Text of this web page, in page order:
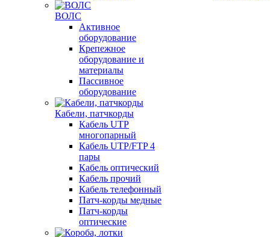
ВОЛС
Активное
оборудование
Крепежное
оборудование и
материалы
Пассивное
оборудование
Кабели, патчкорды
Кабель UTP
многопарный
Кабель UTP/FTP 4
пары
Кабель оптический
Кабель прочий
Кабель телефонный
Патч-корды медные
Патч-корды
оптические